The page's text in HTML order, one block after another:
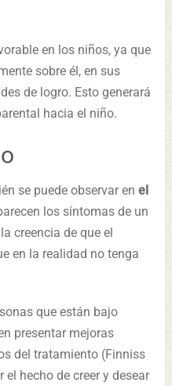
en los niños, ya que
sobre él, en sus
de logro. Esto generará
hacia el niño.
se puede observar en el
los síntomas de un
creencia de que el
en la realidad no tenga
que están bajo
presentar mejoras
del tratamiento (Finniss
hecho de creer y desear